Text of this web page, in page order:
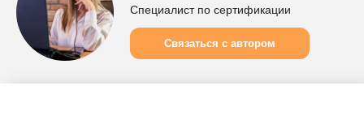
Специалист по сертификации
Связаться с автором